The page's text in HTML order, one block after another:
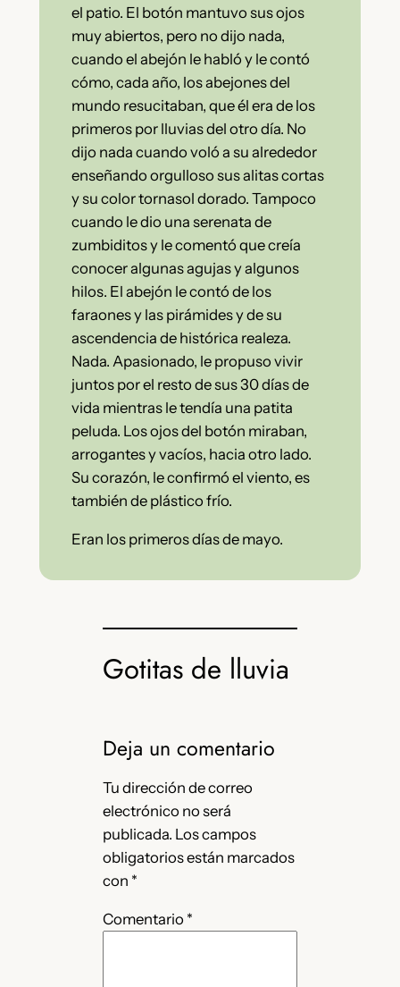
el patio. El botón mantuvo sus ojos
muy abiertos, pero no dijo nada,
cuando el abejón le habló y le contó
cómo, cada año, los abejones del
mundo resucitaban, que él era de los
primeros por lluvias del otro día. No
dijo nada cuando voló a su alrededor
enseñando orgulloso sus alitas cortas
y su color tornasol dorado. Tampoco
cuando le dio una serenata de
zumbiditos y le comentó que creía
conocer algunas agujas y algunos
hilos. El abejón le contó de los
faraones y las pirámides y de su
ascendencia de histórica realeza.
Nada. Apasionado, le propuso vivir
juntos por el resto de sus 30 días de
vida mientras le tendía una patita
peluda. Los ojos del botón miraban,
arrogantes y vacíos, hacia otro lado.
Su corazón, le confirmó el viento, es
también de plástico frío.
Eran los primeros días de mayo.
Gotitas de lluvia
Deja un comentario
Tu dirección de correo
electrónico no será
publicada. Los campos
obligatorios están marcados
con *
Comentario *